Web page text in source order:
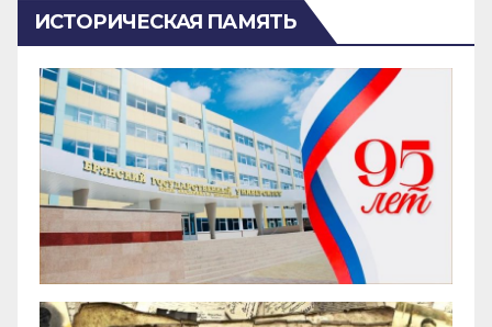
ИСТОРИЧЕСКАЯ ПАМЯТЬ